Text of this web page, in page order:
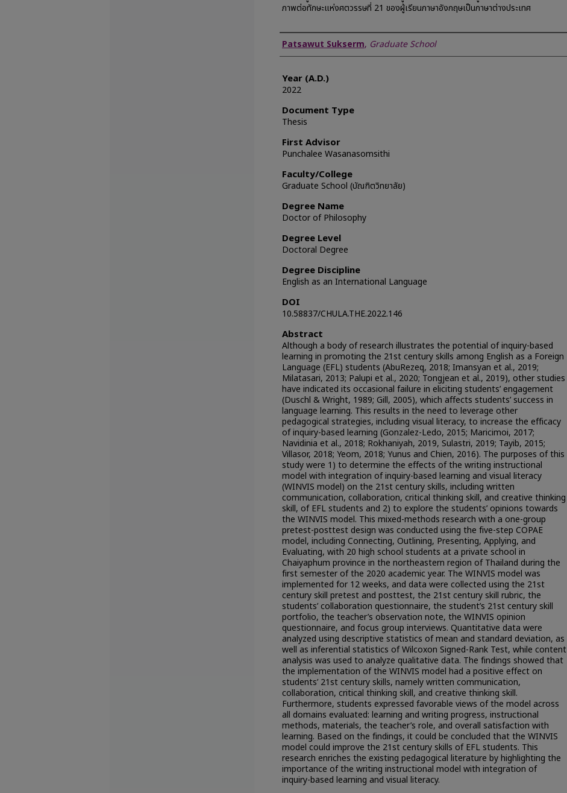
ภาพต่อทักษะแห่งศตวรรษที่ 21 ของผู้เรียนภาษาอังกฤษเป็นภาษาต่างประเทศ
Author
Patsawut Sukserm, Graduate School
Year (A.D.)
2022
Document Type
Thesis
First Advisor
Punchalee Wasanasomsithi
Faculty/College
Graduate School (บัณฑิตวิทยาลัย)
Degree Name
Doctor of Philosophy
Degree Level
Doctoral Degree
Degree Discipline
English as an International Language
DOI
10.58837/CHULA.THE.2022.146
Abstract
Although a body of research illustrates the potential of inquiry-based
learning in promoting the 21st century skills among English as a Foreign
Language (EFL) students (AbuRezeq, 2018; Imansyan et al., 2019;
Milatasari, 2013; Palupi et al., 2020; Tongjean et al., 2019), other studies
have indicated its occasional failure in eliciting students’ engagement
(Duschl & Wright, 1989; Gill, 2005), which affects students’ success in
language learning. This results in the need to leverage other
pedagogical strategies, including visual literacy, to increase the efficacy
of inquiry-based learning (Gonzalez-Ledo, 2015; Maricimoi, 2017;
Navidinia et al., 2018; Rokhaniyah, 2019, Sulastri, 2019; Tayib, 2015;
Villasor, 2018; Yeom, 2018; Yunus and Chien, 2016). The purposes of this
study were 1) to determine the effects of the writing instructional
model with integration of inquiry-based learning and visual literacy
(WINVIS model) on the 21st century skills, including written
communication, collaboration, critical thinking skill, and creative thinking
skill, of EFL students and 2) to explore the students’ opinions towards
the WINVIS model. This mixed-methods research with a one-group
pretest-posttest design was conducted using the five-step COPAE
model, including Connecting, Outlining, Presenting, Applying, and
Evaluating, with 20 high school students at a private school in
Chaiyaphum province in the northeastern region of Thailand during the
first semester of the 2020 academic year. The WINVIS model was
implemented for 12 weeks, and data were collected using the 21st
century skill pretest and posttest, the 21st century skill rubric, the
students’ collaboration questionnaire, the student’s 21st century skill
portfolio, the teacher’s observation note, the WINVIS opinion
questionnaire, and focus group interviews. Quantitative data were
analyzed using descriptive statistics of mean and standard deviation, as
well as inferential statistics of Wilcoxon Signed-Rank Test, while content
analysis was used to analyze qualitative data. The findings showed that
the implementation of the WINVIS model had a positive effect on
students’ 21st century skills, namely written communication,
collaboration, critical thinking skill, and creative thinking skill.
Furthermore, students expressed favorable views of the model across
all domains evaluated: learning and writing progress, instructional
methods, materials, the teacher’s role, and overall satisfaction with
learning. Based on the findings, it could be concluded that the WINVIS
model could improve the 21st century skills of EFL students. This
research enriches the existing pedagogical literature by highlighting the
importance of the writing instructional model with integration of
inquiry-based learning and visual literacy.